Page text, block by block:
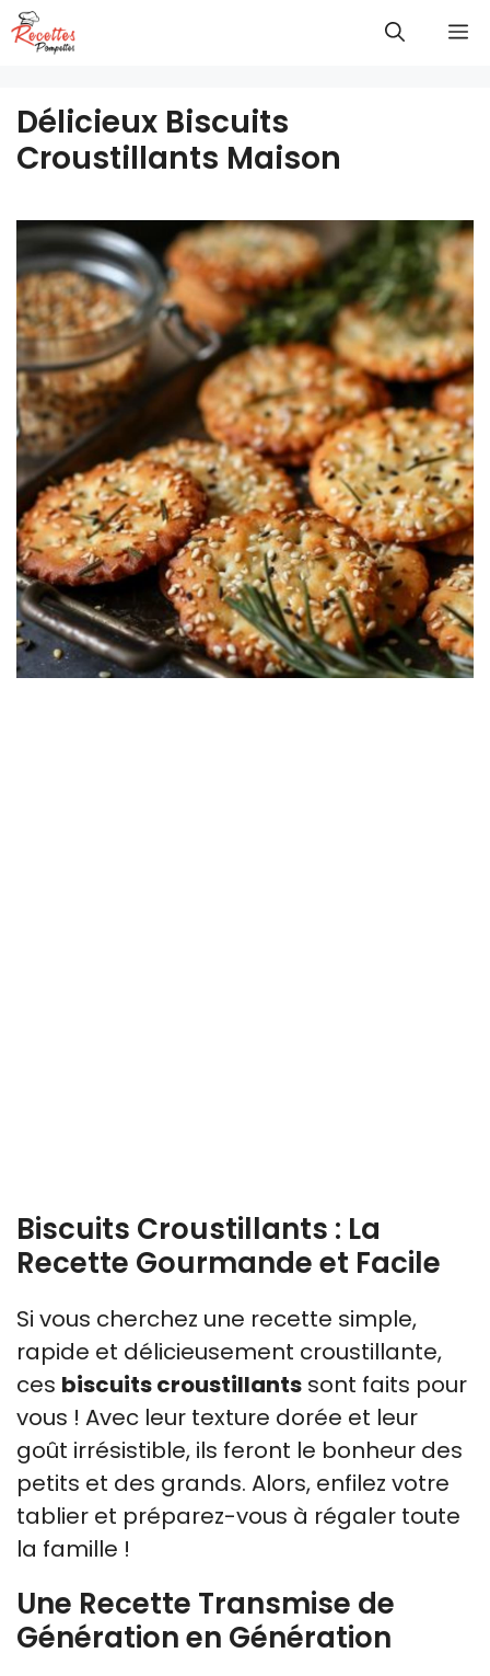
Aller
au
Délicieux Biscuits
Croustillants Maison
Biscuits Croustillants : La
Recette Gourmande et Facile
Si vous cherchez une recette simple,
rapide et délicieusement croustillante,
ces biscuits croustillants sont faits pour
vous ! Avec leur texture dorée et leur
goût irrésistible, ils feront le bonheur des
petits et des grands. Alors, enfilez votre
tablier et préparez-vous à régaler toute
la famille !
Une Recette Transmise de
Génération en Génération